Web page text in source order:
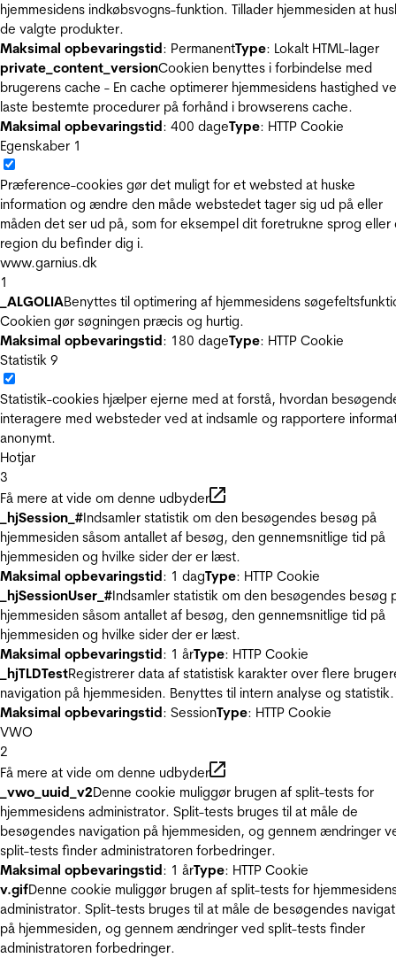
hjemmesidens indkøbsvogns-funktion. Tillader hjemmesiden at
de valgte produkter.
Maksimal opbevaringstid: PermanentType: Lokalt HTML-lager
private_content_versionCookien benyttes i forbindelse med
brugerens cache - En cache optimerer hjemmesidens hastighed
laste bestemte procedurer på forhånd i browserens cache.
Maksimal opbevaringstid: 400 dageType: HTTP Cookie
Egenskaber 1
Præference-cookies gør det muligt for et websted at huske
information og ændre den måde webstedet tager sig ud på eller
måden det ser ud på, som for eksempel dit foretrukne sprog eller
region du befinder dig i.
www.garnius.dk
1
_ALGOLIABenyttes til optimering af hjemmesidens
Cookien gør søgningen præcis og hurtig.
Maksimal opbevaringstid: 180 dageType: HTTP Cookie
Statistik 9
Statistik-cookies hjælper ejerne med at forstå, hvordan
interagere med websteder ved at indsamle og rapportere
anonymt.
Hotjar
3
Få mere at vide om denne udbyder
_hjSession_#Indsamler statistik om den besøgendes besøg på
hjemmesiden såsom antallet af besøg, den gennemsnitlige tid på
hjemmesiden og hvilke sider der er læst.
Maksimal opbevaringstid: 1 dagType: HTTP Cookie
_hjSessionUser_#Indsamler statistik om den besøgendes besøg
hjemmesiden såsom antallet af besøg, den gennemsnitlige tid på
hjemmesiden og hvilke sider der er læst.
Maksimal opbevaringstid: 1 årType: HTTP Cookie
_hjTLDTestRegistrerer data af statistisk karakter over flere
navigation på hjemmesiden. Benyttes til intern analyse og statistik.
Maksimal opbevaringstid: SessionType: HTTP Cookie
VWO
2
Få mere at vide om denne udbyder
_vwo_uuid_v2Denne cookie muliggør brugen af split-tests for
hjemmesidens administrator. Split-tests bruges til at måle de
besøgendes navigation på hjemmesiden, og gennem ændringer
split-tests finder administratoren forbedringer.
Maksimal opbevaringstid: 1 årType: HTTP Cookie
v.gifDenne cookie muliggør brugen af split-tests for
administrator. Split-tests bruges til at måle de besøgendes
på hjemmesiden, og gennem ændringer ved split-tests finder
administratoren forbedringer.